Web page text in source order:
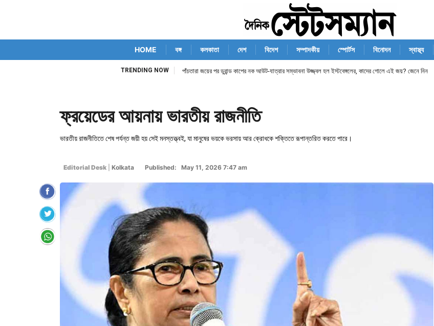
HOME বঙ্গ কলকাতা দেশ বিদেশ সম্পাদকীয় স্পোর্টস বিনোদন স্বাস্থ্য
TRENDING NOW পাঁচতারা জয়ের পর ডুরান্ড কাপের নক আউট-যাত্রার সম্ভাবনা উজ্জ্বল হল ইস্টবেঙ্গলের, কাদের গোলে এই জয়? জেনে নিন
ফ্রয়েডের আয়নায় ভারতীয় রাজনীতি
ভারতীয় রাজনীতিতে শেষ পর্যন্ত জয়ী হয় সেই মনস্তত্ত্বই, যা মানুষের ভয়কে ভরসায় আর ক্রোধকে শক্তিতে রূপান্তরিত করতে পারে।
Editorial Desk Kolkata Published: May 11, 2026 7:47 am